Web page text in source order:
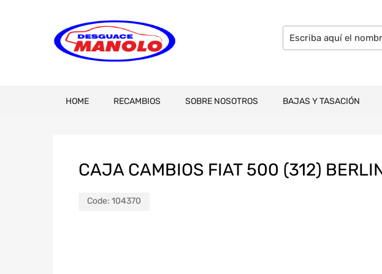
HOME RECAMBIOS SOBRE NOSOTROS BAJAS Y TASACIÓN
CAJA CAMBIOS FIAT 500 (312)
Code: 104370